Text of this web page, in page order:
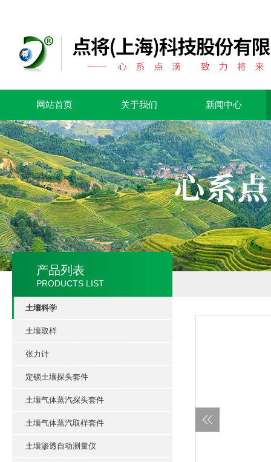
网站首页 关于我们 新闻中心
产品列表
PRODUCTS LIST
土壤科学
土壤取样
张力计
定锁土壤探头套件
土壤气体蒸汽探头套件
土壤气体蒸汽取样套件
土壤渗透自动测量仪